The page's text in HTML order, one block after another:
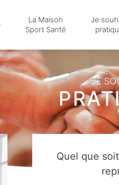
La Maison
Sport Santé
Je
JE
Quel que